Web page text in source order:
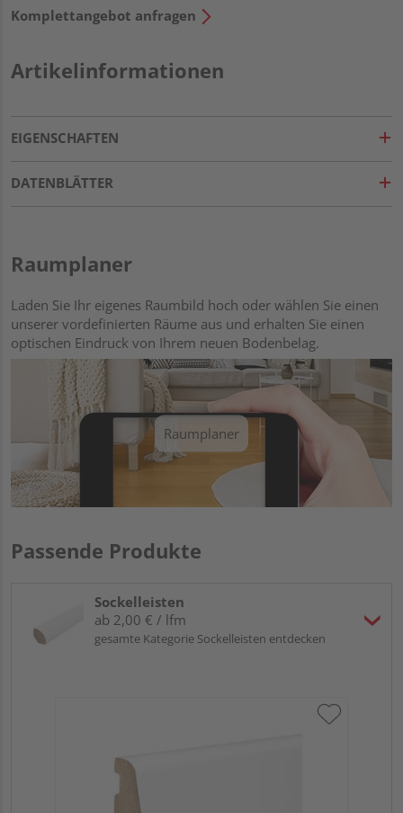
Komplettangebot anfragen
Artikelinformationen
EIGENSCHAFTEN
DATENBLÄTTER
Raumplaner
Laden Sie Ihr eigenes Raumbild hoch oder wählen Sie einen
unserer vordefinierten Räume aus und erhalten Sie einen
optischen Eindruck von Ihrem neuen Bodenbelag.
Raumplaner
Passende Produkte
Sockelleisten
ab 2,00 € / lfm
gesamte Kategorie Sockelleisten entdecken